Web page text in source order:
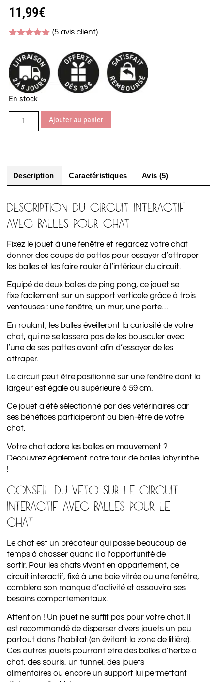
11,99€
sur 5
basé sur
notations
client
(5 avis client)
En stock
Ajouter au panier
Description Caractéristiques Avis (5)
DESCRIPTION DU CIRCUIT INTERACTIF
AVEC BALLES POUR CHAT
Fixez le jouet à une fenêtre et regardez votre chat
donner des coups de pattes pour essayer d’attraper
les balles et les faire rouler à l’intérieur du circuit.
Equipé de deux balles de ping pong, ce jouet se
fixe facilement sur un support verticale grâce à trois
ventouses : une fenêtre, un mur, une porte…
En roulant, les balles éveilleront la curiosité de votre
chat, qui ne se lassera pas de les bousculer avec
l’une de ses pattes avant afin d’essayer de les
attraper.
Le circuit peut être positionné sur une fenêtre dont la
largeur est égale ou supérieure à 59 cm.
Ce jouet a été sélectionné par des vétérinaires car
ses bénéfices participeront au bien-être de votre
chat.
Votre chat adore les balles en mouvement ?
Découvrez également notre tour de balles labyrinthe
!
CONSEIL DU VETO SUR LE CIRCUIT
INTERACTIF AVEC BALLES POUR LE
CHAT
Le chat est un prédateur qui passe beaucoup de
temps à chasser quand il a l’opportunité de
sortir. Pour les chats vivant en appartement, ce
circuit interactif, fixé à une baie vitrée ou une fenêtre,
comblera son manque d’activité et assouvira ses
besoins comportementaux.
Attention ! Un jouet ne suffit pas pour votre chat. Il
est recommandé de disperser divers jouets un peu
partout dans l’habitat (en évitant la zone de litière).
Ces autres jouets pourront être des balles d’herbe à
chat, des souris, un tunnel, des jouets
alimentaires ou encore un support lui permettant